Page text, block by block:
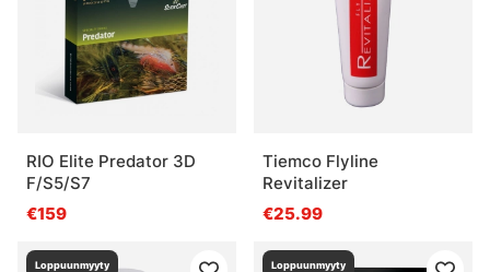
RIO Elite Predator 3D
F/S5/S7
€159
Tiemco Flyline
Revitalizer
€25.99
Loppuunmyyty Loppuunmyyty